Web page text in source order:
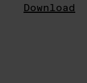
Download